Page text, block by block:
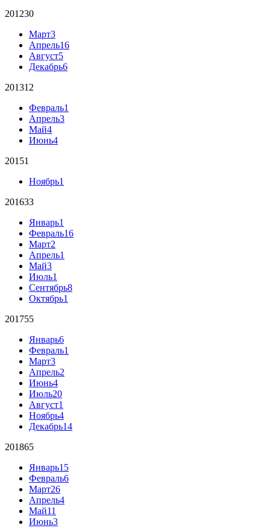
201230
Март3
Апрель16
Август5
Декабрь6
201312
Февраль1
Апрель3
Май4
Июнь4
20151
Ноябрь1
201633
Январь1
Февраль16
Март2
Апрель1
Май3
Июль1
Сентябрь8
Октябрь1
201755
Январь6
Февраль1
Март3
Апрель2
Июнь4
Июль20
Август1
Ноябрь4
Декабрь14
201865
Январь15
Февраль6
Март26
Апрель4
Май11
Июнь3